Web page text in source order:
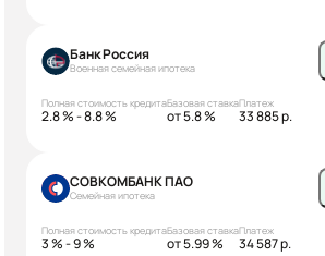
Банк Россия
Военная семейная ипотека
Полная стоимость кредита
2.8 % - 8.8 %
Базовая ставка
от 5.8 %
Платеж
33 885 р.
СОВКОМБАНК ПАО
Семейная ипотека
Полная стоимость кредита
3 % - 9 %
Базовая ставка
от 5.99 %
Платеж
34 587 р.